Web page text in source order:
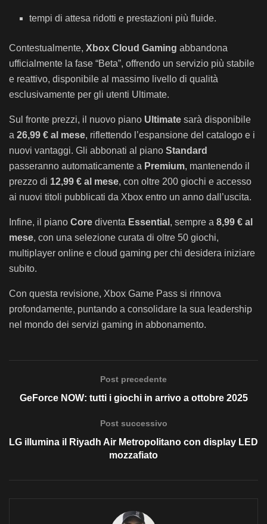
tempi di attesa ridotti e prestazioni più fluide.
Contestualmente, Xbox Cloud Gaming abbandona
ufficialmente la fase “Beta”, offrendo un servizio più stabile
e reattivo, disponibile al massimo livello di qualità
esclusivamente per gli utenti Ultimate.
Sul fronte prezzi, il nuovo piano Ultimate sarà disponibile
a 26,99 € al mese, riflettendo l’espansione del catalogo e i
nuovi vantaggi. Gli abbonati al piano Standard
passeranno automaticamente a Premium, mantenendo il
prezzo di 12,99 € al mese, con oltre 200 giochi e accesso
ai nuovi titoli pubblicati da Xbox entro un anno dall’uscita.
Infine, il piano Core diventa Essential , sempre a 8,99 € al
mese, con una selezione curata di oltre 50 giochi,
multiplayer online e cloud gaming per chi desidera iniziare
subito.
Con questa revisione, Xbox Game Pass si rinnova
profondamente, puntando a consolidare la sua leadership
nel mondo dei servizi gaming in abbonamento.
Post precedente
GeForce NOW: tutti i giochi in arrivo a ottobre 2025
Post successivo
LG illumina il Riyadh Air Metropolitano con display LED
mozzafiato